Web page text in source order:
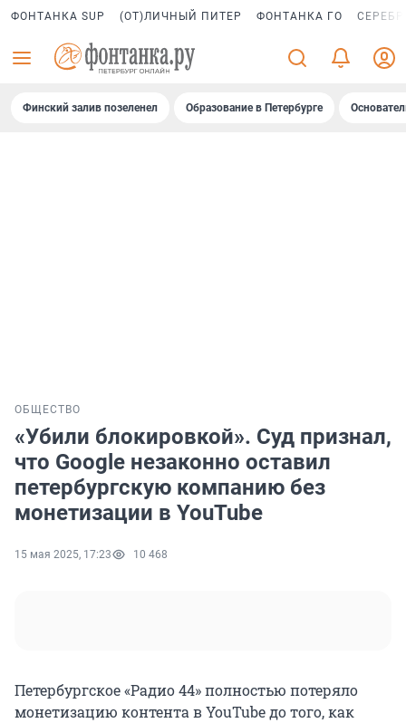
ФОНТАНКА SUP (ОТ)ЛИЧНЫЙ ПИТЕР ФОНТАНКА ГО
Финский залив позеленел Образование в Петербурге
ОБЩЕСТВО
«Убили блокировкой». Суд признал,
что Google незаконно оставил
петербургскую компанию без
монетизации в YouTube
15 мая 2025, 17:23 10 468
Петербургское «Радио 44» полностью потеряло
монетизацию контента в YouTube до того, как